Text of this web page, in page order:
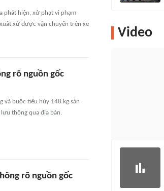
phát hiện, xử phạt vi phạm
xứ được vận chuyển trên xe
rõ nguồn gốc
và buộc tiêu hủy 148 kg sản
thông qua địa bàn.
rõ nguồn gốc
Video